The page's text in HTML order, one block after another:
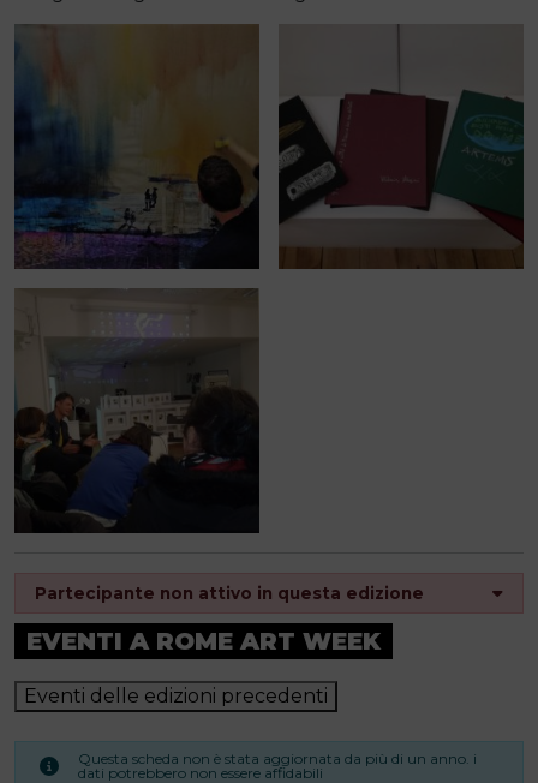
Partecipante non attivo in questa edizione
EVENTI A ROME ART WEEK
Eventi delle edizioni precedenti
Questa scheda non è stata aggiornata da più di un anno. i
dati potrebbero non essere affidabili